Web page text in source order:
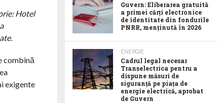
Hotel
combină
exigente
Guvern: Eliberarea gratuită
a primei cărți electronice
de identitate din fondurile
PNRR, menținută în 2026
ENERGIE
Cadrul legal necesar
Transelectrica pentru a
dispune măsuri de
siguranță pe piața de
energie electrică, aprobat
de Guvern